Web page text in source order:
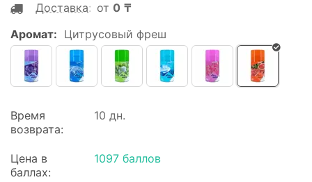
Доставка: от 0 ₸
Аромат: Цитрусовый фреш
Время
возврата:
10 дн.
Цена в
баллах:
1097 баллов